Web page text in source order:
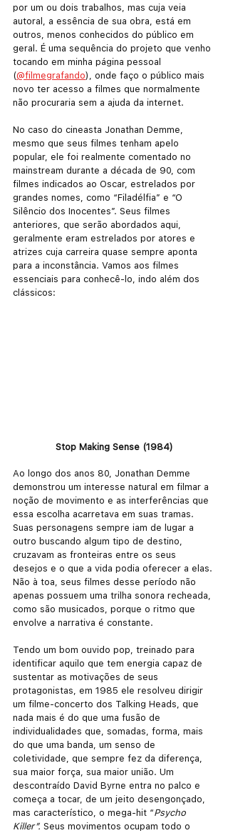
por um ou dois trabalhos, mas cuja veia
autoral, a essência de sua obra, está em
outros, menos conhecidos do público em
geral. É uma sequência do projeto que venho
tocando em minha página pessoal
(@filmegrafando), onde faço o público mais
novo ter acesso a filmes que normalmente
não procuraria sem a ajuda da internet.
No caso do cineasta Jonathan Demme,
mesmo que seus filmes tenham apelo
popular, ele foi realmente comentado no
mainstream durante a década de 90, com
filmes indicados ao Oscar, estrelados por
grandes nomes, como “Filadélfia” e “O
Silêncio dos Inocentes”. Seus filmes
anteriores, que serão abordados aqui,
geralmente eram estrelados por atores e
atrizes cuja carreira quase sempre aponta
para a inconstância. Vamos aos filmes
essenciais para conhecê-lo, indo além dos
clássicos:
Stop Making Sense (1984)
Ao longo dos anos 80, Jonathan Demme
demonstrou um interesse natural em filmar a
noção de movimento e as interferências que
essa escolha acarretava em suas tramas.
Suas personagens sempre iam de lugar a
outro buscando algum tipo de destino,
cruzavam as fronteiras entre os seus
desejos e o que a vida podia oferecer a elas.
Não à toa, seus filmes desse período não
apenas possuem uma trilha sonora recheada,
como são musicados, porque o ritmo que
envolve a narrativa é constante.
Tendo um bom ouvido pop, treinado para
identificar aquilo que tem energia capaz de
sustentar as motivações de seus
protagonistas, em 1985 ele resolveu dirigir
um filme-concerto dos Talking Heads, que
nada mais é do que uma fusão de
individualidades que, somadas, forma, mais
do que uma banda, um senso de
coletividade, que sempre fez da diferença,
sua maior força, sua maior união. Um
descontraído David Byrne entra no palco e
começa a tocar, de um jeito desengonçado,
mas característico, o mega-hit “Psycho
Killer”. Seus movimentos ocupam todo o